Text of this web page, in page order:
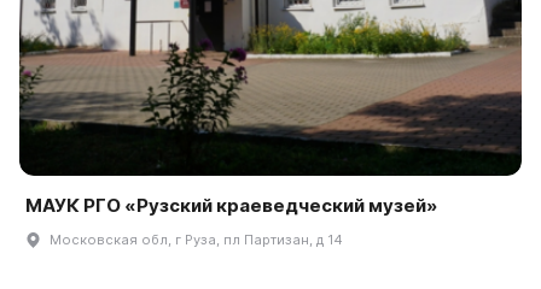
МАУК РГО «Рузский краеведческий музей»
Московская обл, г Руза, пл Партизан, д 14